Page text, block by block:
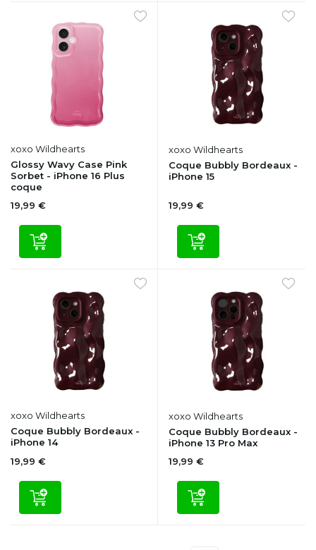
xoxo Wildhearts
Glossy Wavy Case Pink
Sorbet - iPhone 16 Plus
coque
19,99 €
xoxo Wildhearts
Coque Bubbly Bordeaux -
iPhone 15
19,99 €
xoxo Wildhearts
Coque Bubbly Bordeaux -
iPhone 14
19,99 €
xoxo Wildhearts
Coque Bubbly Bordeaux -
iPhone 13 Pro Max
19,99 €